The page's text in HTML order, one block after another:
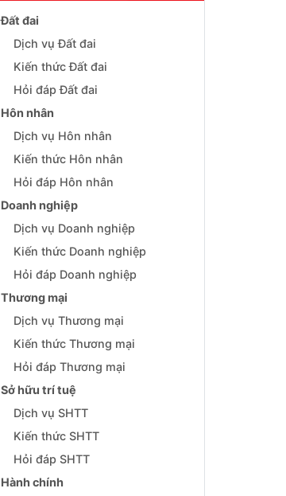
Đất đai
Dịch vụ Đất đai
Kiến thức Đất đai
Hỏi đáp Đất đai
Hôn nhân
Dịch vụ Hôn nhân
Kiến thức Hôn nhân
Hỏi đáp Hôn nhân
Doanh nghiệp
Dịch vụ Doanh nghiệp
Kiến thức Doanh nghiệp
Hỏi đáp Doanh nghiệp
Thương mại
Dịch vụ Thương mại
Kiến thức Thương mại
Hỏi đáp Thương mại
Sở hữu trí tuệ
Dịch vụ SHTT
Kiến thức SHTT
Hỏi đáp SHTT
Hành chính